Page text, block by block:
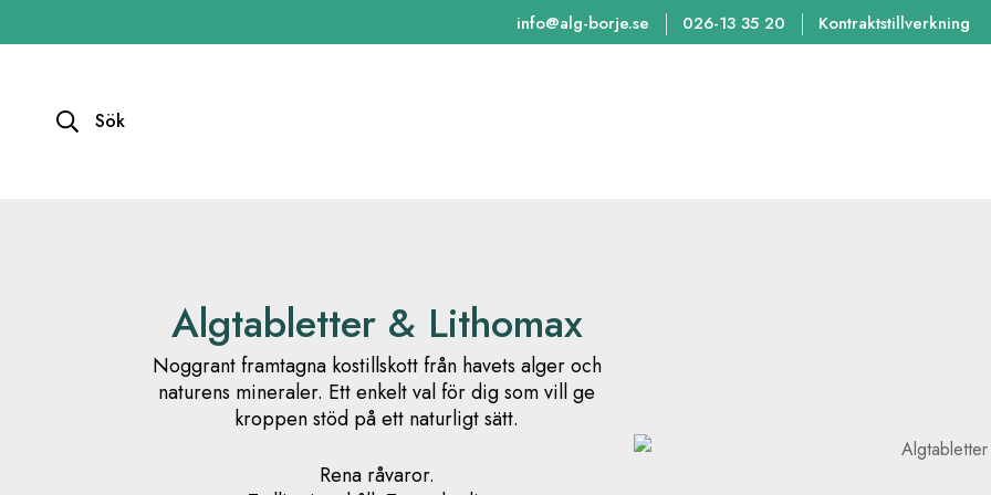
info@alg-borje.se 026-13 35 20 Kontraktstillverkning
Sök
Algtabletter & Lithomax
Noggrant framtagna kostillskott från havets alger och
naturens mineraler. Ett enkelt val för dig som vill ge
kroppen stöd på ett naturligt sätt.
Rena råvaror.